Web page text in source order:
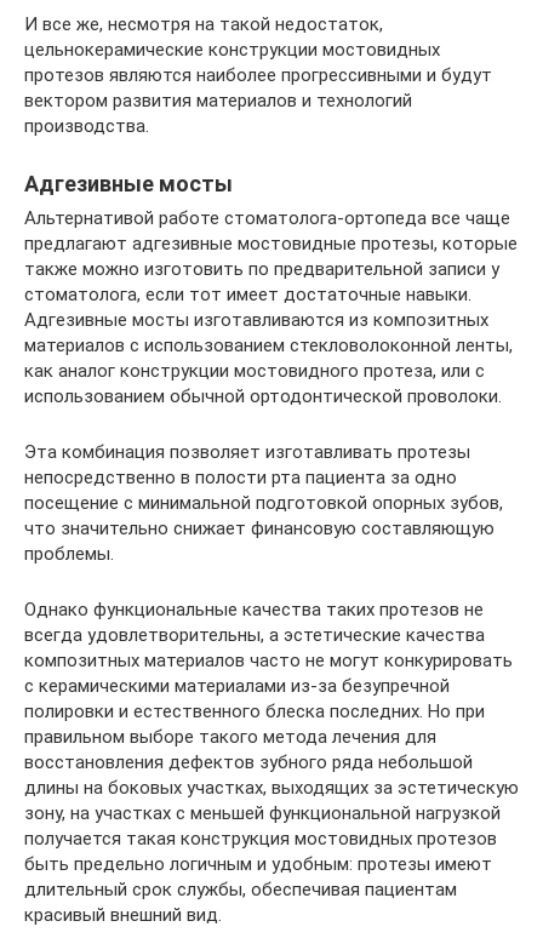
И все же, несмотря на такой недостаток,
цельнокерамические конструкции мостовидных
протезов являются наиболее прогрессивными и будут
вектором развития материалов и технологий
производства.
Адгезивные мосты
Альтернативой работе стоматолога-ортопеда все чаще
предлагают адгезивные мостовидные протезы, которые
также можно изготовить по предварительной записи у
стоматолога, если тот имеет достаточные навыки.
Адгезивные мосты изготавливаются из композитных
материалов с использованием стекловолоконной ленты,
как аналог конструкции мостовидного протеза, или с
использованием обычной ортодонтической проволоки.
Эта комбинация позволяет изготавливать протезы
непосредственно в полости рта пациента за одно
посещение с минимальной подготовкой опорных зубов,
что значительно снижает финансовую составляющую
проблемы.
Однако функциональные качества таких протезов не
всегда удовлетворительны, а эстетические качества
композитных материалов часто не могут конкурировать
с керамическими материалами из-за безупречной
полировки и естественного блеска последних. Но при
правильном выборе такого метода лечения для
восстановления дефектов зубного ряда небольшой
длины на боковых участках, выходящих за эстетическую
зону, на участках с меньшей функциональной нагрузкой
получается такая конструкция мостовидных протезов
быть предельно логичным и удобным: протезы имеют
длительный срок службы, обеспечивая пациентам
красивый внешний вид.